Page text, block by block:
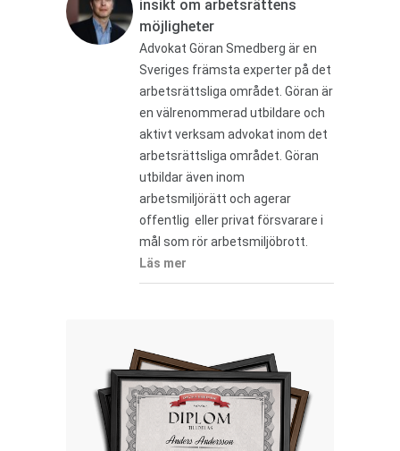
insikt om arbetsrättens
möjligheter
Advokat Göran Smedberg är en
Sveriges främsta experter på det
arbetsrättsliga området. Göran är
en välrenommerad utbildare och
aktivt verksam advokat inom det
arbetsrättsliga området. Göran
utbildar även inom
arbetsmiljörätt och agerar
offentlig eller privat försvarare i
mål som rör arbetsmiljöbrott.
Läs mer